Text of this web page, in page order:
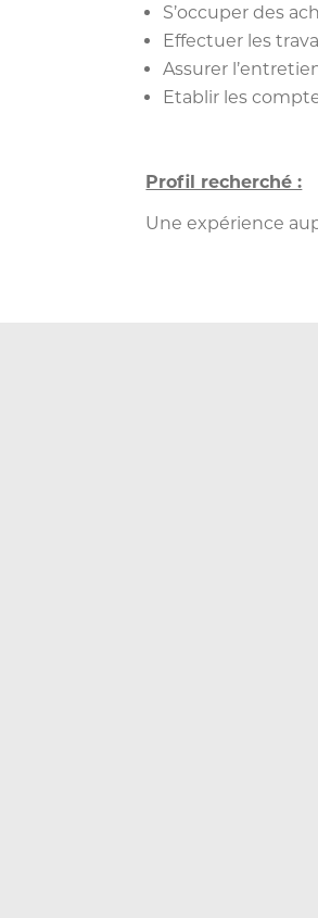
S’occuper des
Effectuer les
Assurer
Etablir les
Profil recherché :
Une expérience